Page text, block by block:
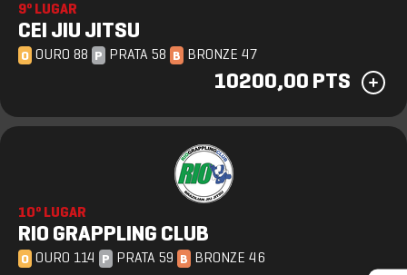
9º LUGAR
CEI JIU JITSU
O OURO 88 P PRATA 58 B BRONZE 47
10200,00 PTS
10º LUGAR
RIO GRAPPLING CLUB
O OURO 114 P PRATA 59 B BRONZE 46